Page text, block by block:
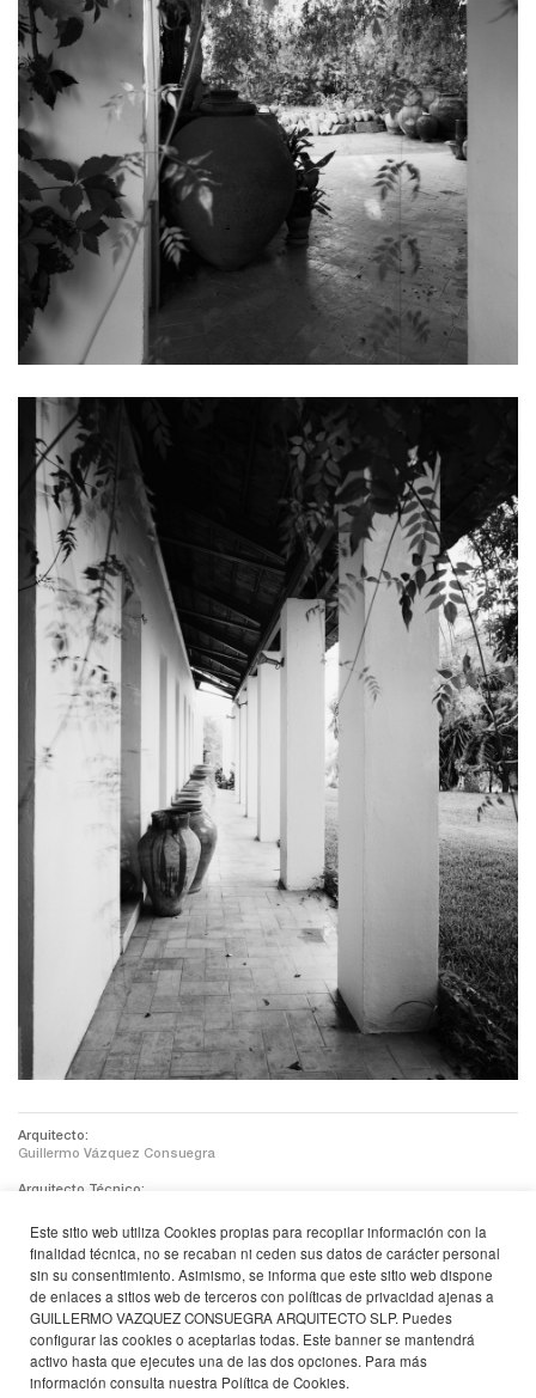
Arquitecto:
Guillermo Vázquez Consuegra
Arquitecto Técnico:
Superficie Construida:
390 m²
Empresa Constructora:
Construcciones Juan Puerto
Promotor:
Rolando Campos
Este sitio web utiliza Cookies propias para recopilar información con la
finalidad técnica, no se recaban ni ceden sus datos de carácter personal
sin su consentimiento. Asimismo, se informa que este sitio web dispone
de enlaces a sitios web de terceros con políticas de privacidad ajenas a
GUILLERMO VAZQUEZ CONSUEGRA ARQUITECTO SLP. Puedes
configurar las cookies o aceptarlas todas. Este banner se mantendrá
activo hasta que ejecutes una de las dos opciones. Para más
información consulta nuestra Política de Cookies.